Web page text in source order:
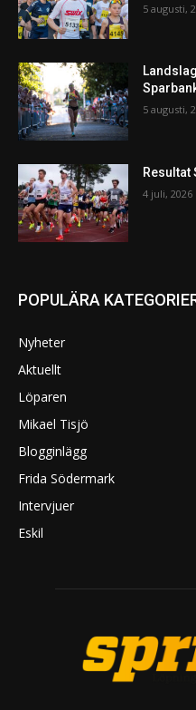
5 augusti,
5 augusti,
4 juli, 2026
POPULÄRA
Nyheter
Aktuellt
Löparen
Mikael Tisjö
Blogginlägg
Frida Södermark
Intervjuer
Eskil